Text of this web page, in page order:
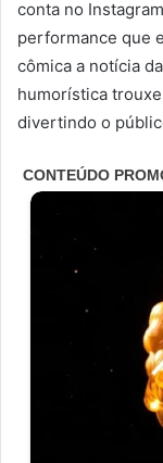
conta no
performance que
cômica a notícia
humorística
divertindo o